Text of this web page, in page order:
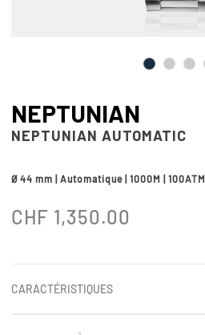
NEPTUNIAN
NEPTUNIAN AUTOMATIC
Ø 44 mm | Automatique | 1000M | 100ATM
CHF 1,350.00
CARACTÉRISTIQUES